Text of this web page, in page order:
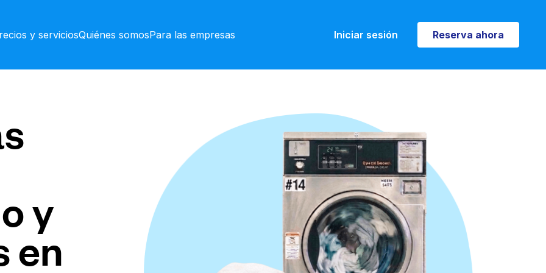
y serviciosQuiénes somosPara las empresas Iniciar sesión Reserva ahora
Reserva ahora
y
en